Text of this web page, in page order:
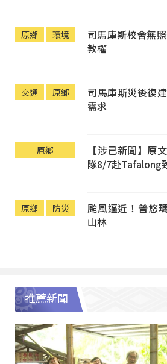
原鄉 環境
司馬庫斯校舍無
教權
交通 原鄉
司馬庫斯災後復
需求
原鄉
【涉己新聞】原
隊8/7赴Tafalong
原鄉 防災
颱風逼近！普悠
山林
推薦新聞